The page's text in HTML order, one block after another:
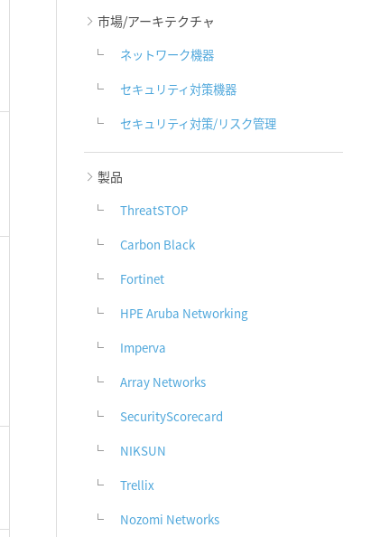
市場/アーキテクチャ
ネットワーク機器
セキュリティ対策機器
セキュリティ対策/リスク管理
製品
ThreatSTOP
Carbon Black
Fortinet
HPE Aruba Networking
Imperva
Array Networks
SecurityScorecard
NIKSUN
Trellix
Nozomi Networks